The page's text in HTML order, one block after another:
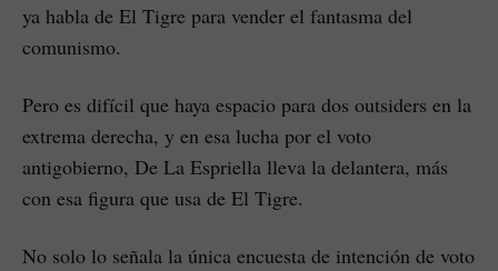
ya habla de El Tigre para vender el fantasma del
comunismo.
Pero es difícil que haya espacio para dos outsiders en la
extrema derecha, y en esa lucha por el voto
antigobierno, De La Espriella lleva la delantera, más
con esa figura que usa de El Tigre.
No solo lo señala la única encuesta de intención de voto